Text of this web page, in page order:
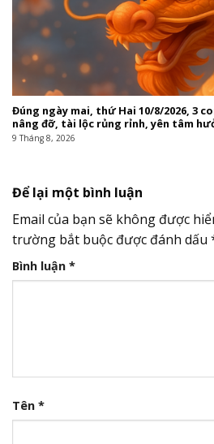
Đúng ngày mai, thứ Hai 10/8/2026, 3
nâng đỡ, tài lộc rủng rỉnh, yên tâm
9 Tháng 8, 2026
Để lại một bình luận
Email của bạn sẽ không được
trường bắt buộc được đánh dấu
Bình luận *
Tên *